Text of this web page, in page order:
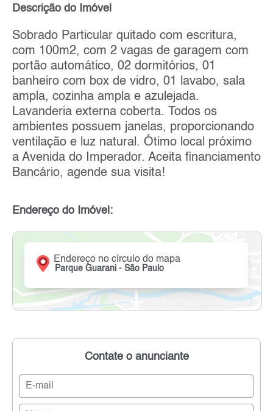
Descrição do Imóvel
Sobrado Particular quitado com escritura,
com 100m2, com 2 vagas de garagem com
portão automático, 02 dormitórios, 01
banheiro com box de vidro, 01 lavabo, sala
ampla, cozinha ampla e azulejada.
Lavanderia externa coberta. Todos os
ambientes possuem janelas, proporcionando
ventilação e luz natural. Ótimo local próximo
a Avenida do Imperador. Aceita financiamento
Bancário, agende sua visita!
Endereço do Imóvel:
Endereço no círculo do mapa
Parque Guarani - São Paulo
Contate o anunciante